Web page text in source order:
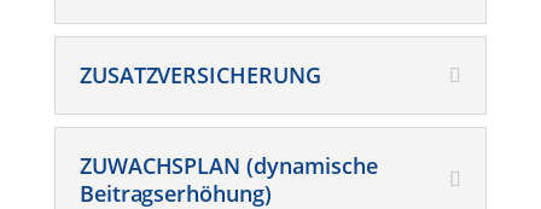
ZUSATZVERSICHERUNG
ZUWACHSPLAN (dynamische
Beitragserhöhung)